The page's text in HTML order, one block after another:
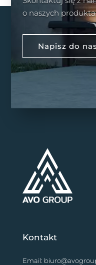
o naszych
Napisz do nas
Kontakt
Email: